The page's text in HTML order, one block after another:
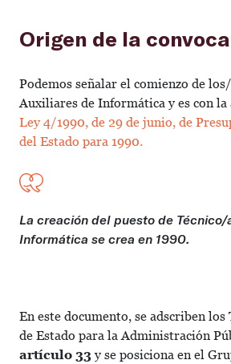
Origen de la
Podemos señalar el comienzo de
Auxiliares de Informática y es con la
Ley 4/1990, de 29 de junio, de
del Estado para 1990.
La creación del puesto de
Informática se crea en 1990.
En este documento, se adscriben
de Estado para la Administración
artículo 33y se posiciona en el